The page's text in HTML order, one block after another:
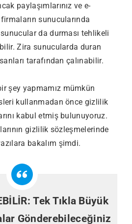
paylaşımlarınız ve e-
sunucularında
da durması tehlikeli
Zira sunucularda duran
tarafından çalınabilir.
şey yapmamız mümkün
kullanmadan önce gizlilik
kabul etmiş bulunuyoruz.
gizlilik sözleşmelerinde
bakalım şimdi.
Tek Tıkla Büyük
Gönderebileceğiniz